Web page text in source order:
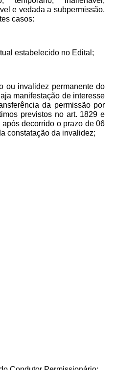
e vedada a subpermissão,
casos:
estabelecido no Edital;
ou invalidez permanente do
manifestação de interesse
da permissão por
previstos no art. 1829 e
após decorrido o prazo de 06
constatação da invalidez;